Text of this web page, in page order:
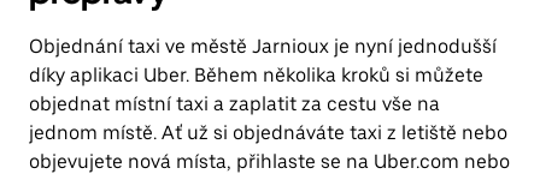
Objednání taxi ve městě Jarnioux je nyní jednodušší
díky aplikaci Uber. Během několika kroků si můžete
objednat místní taxi a zaplatit za cestu vše na
jednom místě. Ať už si objednáváte taxi z letiště nebo
objevujete nová místa, přihlaste se na Uber.com nebo